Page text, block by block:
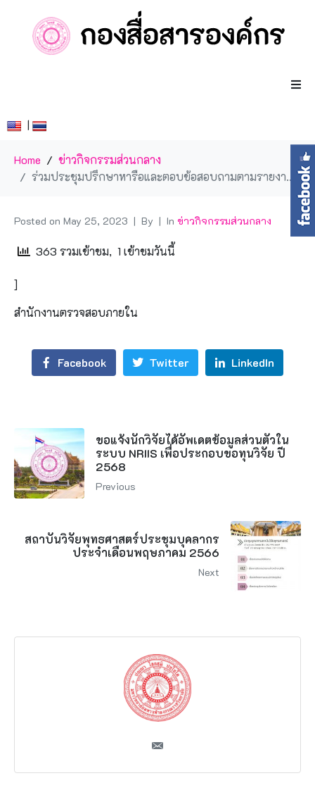
|
Home
ข่าวกิจกรรมส่วนกลาง
ร่วมประชุมปรึกษาหารือและตอบข้อสอบถามตามรายงานผลดำเนินการตามข้อเสนอแนะ
Posted on May 25, 2023 By In ข่าวกิจกรรมส่วนกลาง
363 รวมเข้าชม, 1 เข้าชมวันนี้
]
สำนักงานตรวจสอบภายใน
Facebook Twitter LinkedIn
ขอแจ้งนักวิจัยได้อัพเดตข้อมูลส่วนตัวใน
ระบบ NRIIS เพื่อประกอบขอทุนวิจัย ปี
2568
Previous
สถาบันวิจัยพุทธศาสตร์ประชุมบุคลากร
ประจำเดือนพฤษภาคม 2566
Next